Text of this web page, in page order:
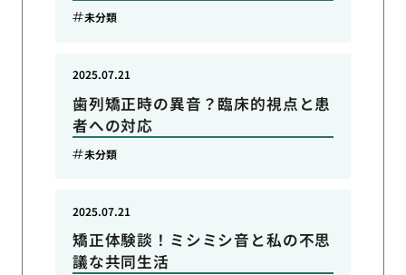
未分類
歯列矯正時の異音？臨床的視点と患
者への対応
2025.07.21
未分類
矯正体験談！ミシミシ音と私の不思
議な共同生活
2025.07.21